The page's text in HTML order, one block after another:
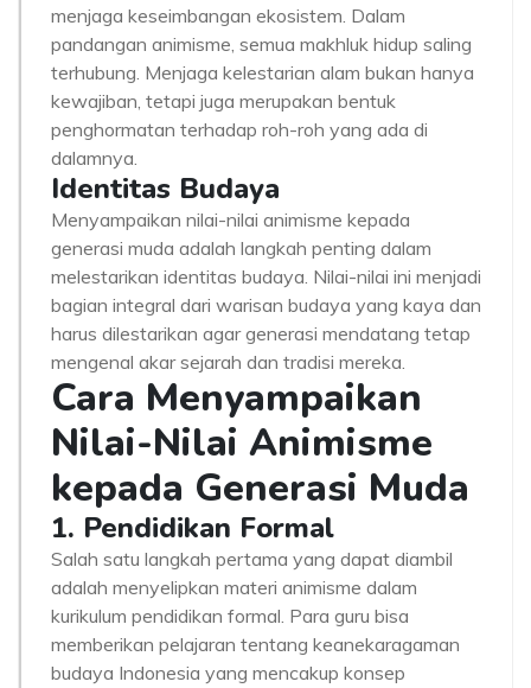
menjaga keseimbangan ekosistem. Dalam
pandangan animisme, semua makhluk hidup saling
terhubung. Menjaga kelestarian alam bukan hanya
kewajiban, tetapi juga merupakan bentuk
penghormatan terhadap roh-roh yang ada di
dalamnya.
Identitas Budaya
Menyampaikan nilai-nilai animisme kepada
generasi muda adalah langkah penting dalam
melestarikan identitas budaya. Nilai-nilai ini menjadi
bagian integral dari warisan budaya yang kaya dan
harus dilestarikan agar generasi mendatang tetap
mengenal akar sejarah dan tradisi mereka.
Cara Menyampaikan
Nilai-Nilai Animisme
kepada Generasi Muda
1. Pendidikan Formal
Salah satu langkah pertama yang dapat diambil
adalah menyelipkan materi animisme dalam
kurikulum pendidikan formal. Para guru bisa
memberikan pelajaran tentang keanekaragaman
budaya Indonesia yang mencakup konsep